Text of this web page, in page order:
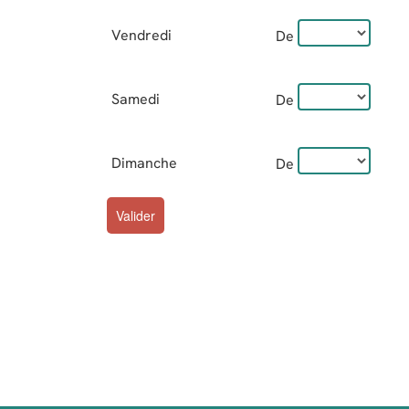
Vendredi De
Samedi De
Dimanche De